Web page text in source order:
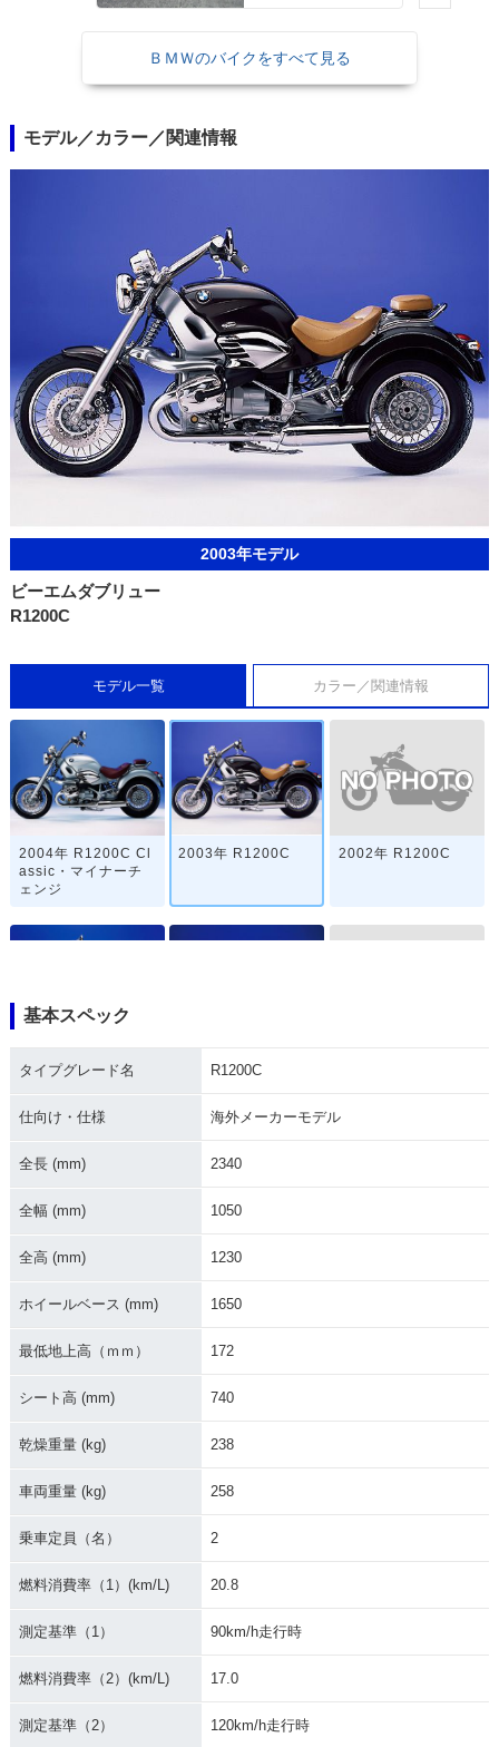
ＢＭＷのバイクをすべて見る
モデル／カラー／関連情報
2003年モデル
ビーエムダブリュー
R1200C
モデル一覧 カラー／関連情報
2004年 R1200C Cl
assic・マイナーチ
ェンジ
2003年 R1200C 2002年 R1200C
基本スペック
タイプグレード名 R1200C
仕向け・仕様 海外メーカーモデル
全長 (mm) 2340
全幅 (mm) 1050
全高 (mm) 1230
ホイールベース (mm) 1650
最低地上高（ｍｍ） 172
シート高 (mm) 740
乾燥重量 (kg) 238
車両重量 (kg) 258
乗車定員（名） 2
燃料消費率（1）(km/L) 20.8
測定基準（1） 90km/h走行時
燃料消費率（2）(km/L) 17.0
測定基準（2） 120km/h走行時